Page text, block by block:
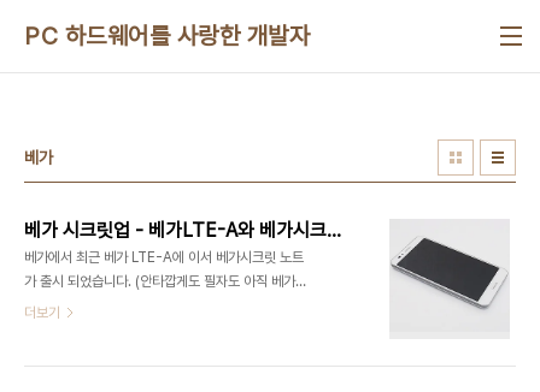
PC 하드웨어를 사랑한 개발자
베가
베가 시크릿업 - 베가LTE-A와 베가시크릿노트의 조화
베가에서 최근 베가 LTE-A에 이서 베가시크릿 노트
가 출시 되었습니다. (안타깝게도 필자도 아직 베가
시크릿 노트는 만져보질 못했습니다^^) 하지만 베가
더보기